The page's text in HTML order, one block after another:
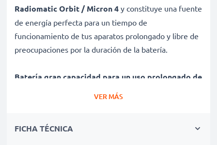
Radiomatic Orbit / Micron 4 y constituye una fuente
de energía perfecta para un tiempo de
funcionamiento de tus aparatos prolongado y libre de
preocupaciones por la duración de la batería.
Batería gran capacidad para un uso prolongado de
tu dispositivo HBC Radiomatic Orbit / Micron 4
Radiomatic incluso después de un uso prolongado -
VER MÁS
FICHA TÉCNICA